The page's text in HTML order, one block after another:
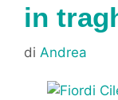
in
di Andrea